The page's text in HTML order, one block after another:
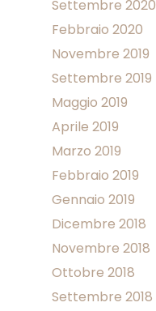
Settembre 2020
Febbraio 2020
Novembre 2019
Settembre 2019
Maggio 2019
Aprile 2019
Marzo 2019
Febbraio 2019
Gennaio 2019
Dicembre 2018
Novembre 2018
Ottobre 2018
Settembre 2018